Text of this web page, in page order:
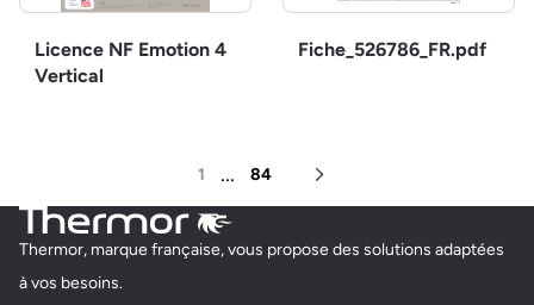
Licence NF Emotion 4
Vertical
Fiche_526786_FR.pdf
1 ... 84
Page suivante
Thermor, marque française, vous propose des solutions adaptées
à vos besoins.